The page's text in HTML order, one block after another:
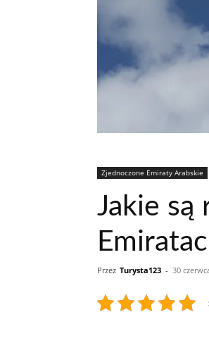
Zjednoczone Emiraty Arabskie
Jakie są
Przez Turysta123 - 30